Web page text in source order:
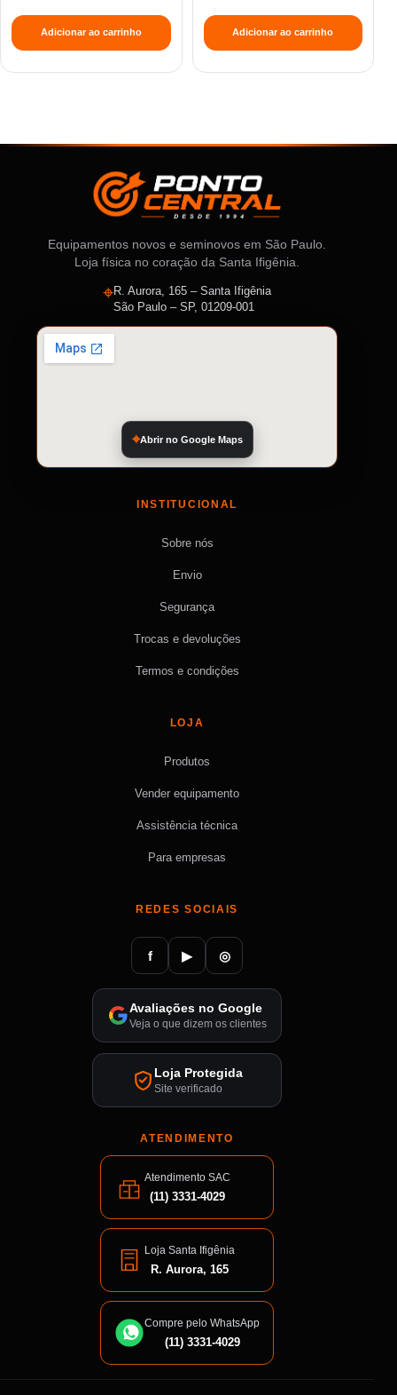
Adicionar ao carrinho Adicionar ao carrinho
Equipamentos novos e seminovos em São Paulo.
Loja física no coração da Santa Ifigênia.
⌖R. Aurora, 165 – Santa Ifigênia
São Paulo – SP, 01209-001
Abrir no Google Maps
INSTITUCIONAL
Sobre nós
Envio
Segurança
Trocas e devoluções
Termos e condições
LOJA
Produtos
Vender equipamento
Assistência técnica
Para empresas
REDES SOCIAIS
f ▶ ◎
Avaliações no Google
Veja o que dizem os clientes
Loja Protegida
Site verificado
ATENDIMENTO
Atendimento SAC
(11) 3331-4029
Loja Santa Ifigênia
R. Aurora, 165
Compre pelo WhatsApp
(11) 3331-4029